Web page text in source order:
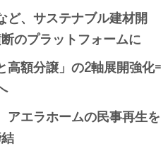
ど、サステナブル建材開
のプラットフォームに
高額分譲」の2軸展開強化=
アエラホームの民事再生を